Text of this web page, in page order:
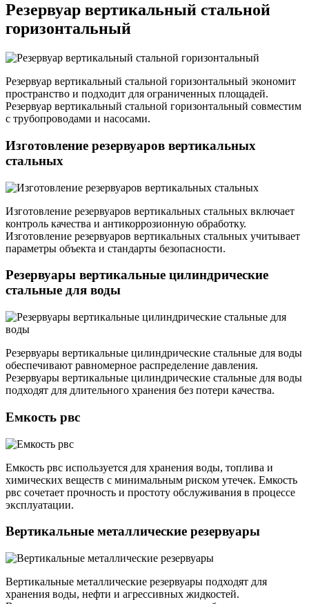
Резервуар вертикальный стальной
горизонтальный
Резервуар вертикальный стальной горизонтальный экономит
пространство и подходит для ограниченных площадей.
Резервуар вертикальный стальной горизонтальный совместим
с трубопроводами и насосами.
Изготовление резервуаров вертикальных
стальных
Изготовление резервуаров вертикальных стальных включает
контроль качества и антикоррозионную обработку.
Изготовление резервуаров вертикальных стальных учитывает
параметры объекта и стандарты безопасности.
Резервуары вертикальные цилиндрические
стальные для воды
Резервуары вертикальные цилиндрические стальные для воды
обеспечивают равномерное распределение давления.
Резервуары вертикальные цилиндрические стальные для воды
подходят для длительного хранения без потери качества.
Емкость рвс
Емкость рвс используется для хранения воды, топлива и
химических веществ с минимальным риском утечек. Емкость
рвс сочетает прочность и простоту обслуживания в процессе
эксплуатации.
Вертикальные металлические резервуары
Вертикальные металлические резервуары подходят для
хранения воды, нефти и агрессивных жидкостей.